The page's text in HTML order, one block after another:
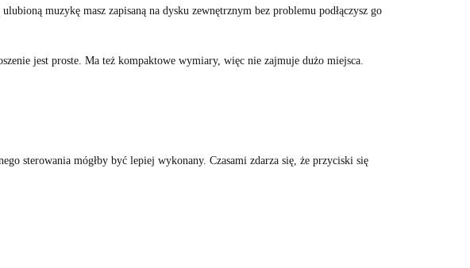
muzykę masz zapisaną na dysku zewnętrznym bez problemu podłączysz go
jest proste. Ma też kompaktowe wymiary, więc nie zajmuje dużo miejsca.
sterowania mógłby być lepiej wykonany. Czasami zdarza się, że przyciski się